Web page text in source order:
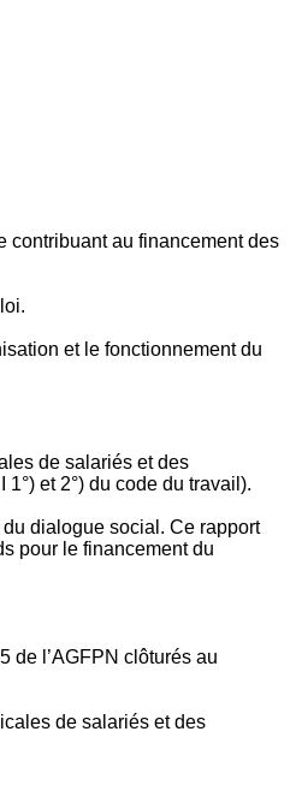
contribuant au financement des
et le fonctionnement du
de salariés et des
et 2°) du code du travail).
dialogue social. Ce rapport
pour le financement du
de l’AGFPN clôturés au
de salariés et des